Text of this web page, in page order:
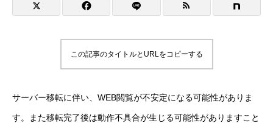
この記事のタイトルとURLをコピーする
サーバー移転に伴い、WEB閲覧が不安定になる可能性がありま
す。また移転完了後は動作不具合が生じる可能性がありますこと